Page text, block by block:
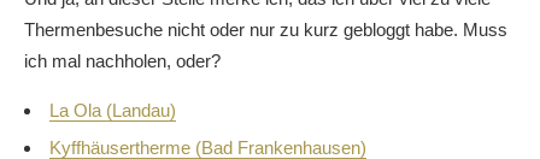
Thermenbesuche nicht oder nur zu kurz gebloggt habe. Muss
ich mal nachholen, oder?
La Ola (Landau)
Kyffhäusertherme (Bad Frankenhausen)